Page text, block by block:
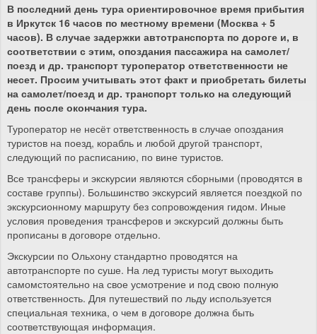
В последний день тура ориентировочное время прибытия
в Иркутск 16 часов по местному времени (Москва + 5
часов). В случае задержки автотранспорта по дороге и, в
соответствии с этим, опоздания пассажира на самолет/
поезд и др. транспорт туроператор ответственности не
несет. Просим учитывать этот факт и приобретать билеты
на самолет/поезд и др. транспорт только на следующий
день после окончания тура.
Туроператор не несёт ответственность в случае опоздания
туристов на поезд, корабль и любой другой транспорт,
следующий по расписанию, по вине туристов.
Все трансферы и экскурсии являются сборными (проводятся в
составе группы). Большинство экскурсий является поездкой по
экскурсионному маршруту без сопровождения гидом. Иные
условия проведения трансферов и экскурсий должны быть
прописаны в договоре отдельно.
Экскурсии по Ольхону стандартно проводятся на
автотранспорте по суше. На лед туристы могут выходить
самомстоятельно на свое усмотрение и под свою полную
ответственность. Для путешествий по льду используется
специальная техника, о чем в договоре должна быть
соответствующая информация.